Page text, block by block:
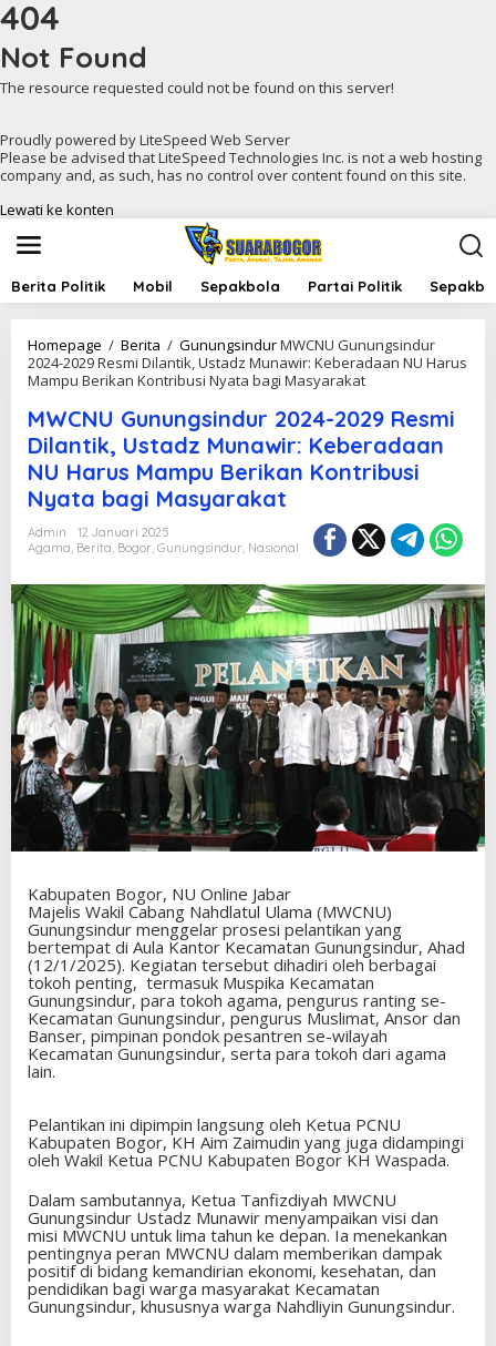
404
Not Found
The resource requested could not be found on this server!
Proudly powered by LiteSpeed Web Server
Please be advised that LiteSpeed Technologies Inc. is not a web hosting
company and, as such, has no control over content found on this site.
Lewati ke konten
Berita Politik Mobil Sepakbola Partai Politik
Homepage / Berita / GunungsindurMWCNU Gunungsindur
2024-2029 Resmi Dilantik, Ustadz Munawir: Keberadaan NU Harus
Mampu Berikan Kontribusi Nyata bagi Masyarakat
MWCNU Gunungsindur 2024-2029 Resmi
Dilantik, Ustadz Munawir: Keberadaan
NU Harus Mampu Berikan Kontribusi
Nyata bagi Masyarakat
Admin
12 Januari 2025
Agama, Berita, Bogor, Gunungsindur, Nasional
Kabupaten Bogor, NU Online Jabar
Majelis Wakil Cabang Nahdlatul Ulama (MWCNU)
Gunungsindur menggelar prosesi pelantikan yang
bertempat di Aula Kantor Kecamatan Gunungsindur, Ahad
(12/1/2025). Kegiatan tersebut dihadiri oleh berbagai
tokoh penting, termasuk Muspika Kecamatan
Gunungsindur, para tokoh agama, pengurus ranting se-
Kecamatan Gunungsindur, pengurus Muslimat, Ansor dan
Banser, pimpinan pondok pesantren se-wilayah
Kecamatan Gunungsindur, serta para tokoh dari agama
lain.
Pelantikan ini dipimpin langsung oleh Ketua PCNU
Kabupaten Bogor, KH Aim Zaimudin yang juga didampingi
oleh Wakil Ketua PCNU Kabupaten Bogor KH Waspada.
Dalam sambutannya, Ketua Tanfizdiyah MWCNU
Gunungsindur Ustadz Munawir menyampaikan visi dan
misi MWCNU untuk lima tahun ke depan. Ia menekankan
pentingnya peran MWCNU dalam memberikan dampak
positif di bidang kemandirian ekonomi, kesehatan, dan
pendidikan bagi warga masyarakat Kecamatan
Gunungsindur, khususnya warga Nahdliyin Gunungsindur.